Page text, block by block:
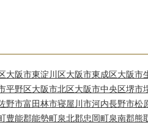
大阪市東淀川区大阪市東成区大阪市
平野区大阪市北区大阪市中央区堺市
野市富田林市寝屋川市河内長野市松
豊能郡能勢町泉北郡忠岡町泉南郡熊